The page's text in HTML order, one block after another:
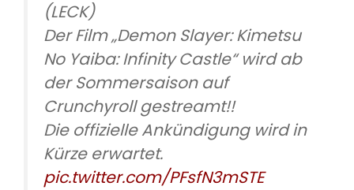
(LECK)
Der Film „Demon Slayer: Kimetsu
No Yaiba: Infinity Castle“ wird ab
der Sommersaison auf
Crunchyroll gestreamt!!
Die offizielle Ankündigung wird in
Kürze erwartet.
pic.twitter.com/PFsfN3mSTE